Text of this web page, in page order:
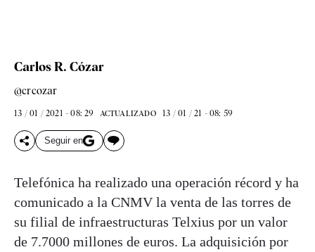
Carlos R. Cózar
@crcozar
13 / 01 / 2021 - 08: 29 ACTUALIZADO 13 / 01 / 21 - 08: 59
Seguir en
Telefónica ha realizado una operación récord y ha
comunicado a la CNMV la venta de las torres de
su filial de infraestructuras Telxius por un valor
de 7.7000 millones de euros. La adquisición por